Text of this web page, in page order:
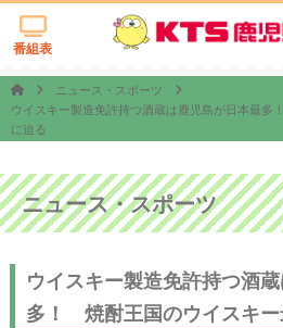
番組表
ニュース・スポーツ
ウイスキー製造免許持つ酒蔵は鹿児島が日本最
に迫る
ニュース・スポーツ
ウイスキー製造免許持つ酒
多！ 焼酎王国のウイスキー